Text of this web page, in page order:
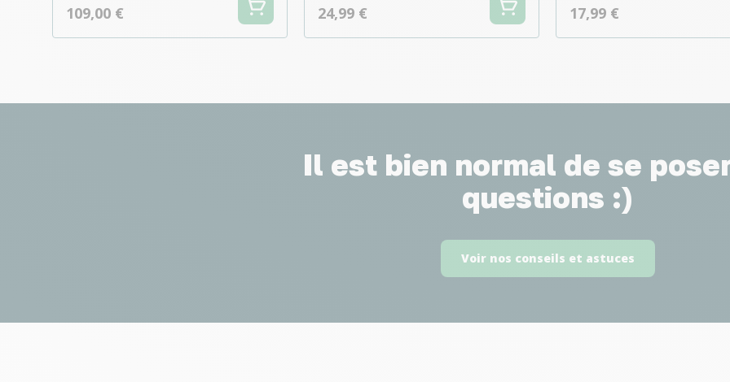
109,00 € 24,99 € 17,99 €
Il est bien normal de se
questions :)
Voir nos conseils et astuces